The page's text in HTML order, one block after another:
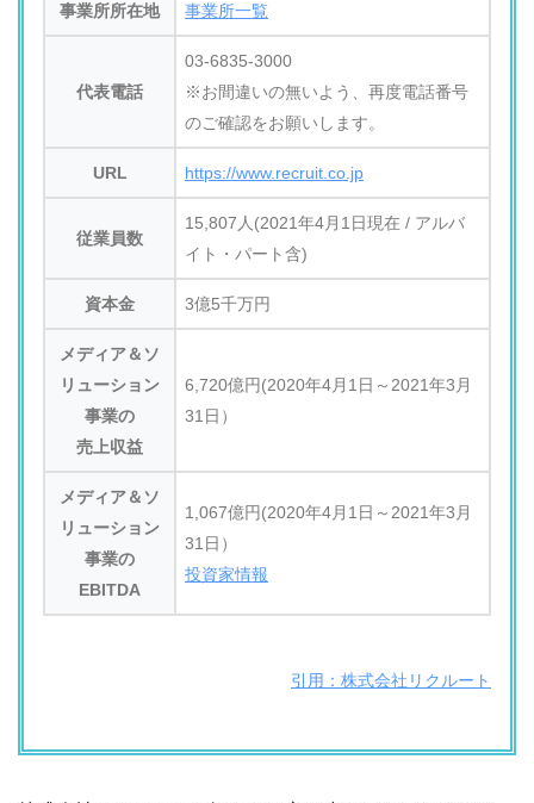
事業所所在地 事業所一覧
代表電話
03-6835-3000
※お間違いの無いよう、再度電話番号
のご確認をお願いします。
URL https://www.recruit.co.jp
従業員数
15,807人(2021年4月1日現在 / アルバ
イト・パート含)
資本金 3億5千万円
メディア＆ソ
リューション
事業の
売上収益
6,720億円(2020年4月1日～2021年3月
31日）
メディア＆ソ
リューション
事業の
EBITDA
1,067億円(2020年4月1日～2021年3月
31日）
投資家情報
引用：株式会社リクルート